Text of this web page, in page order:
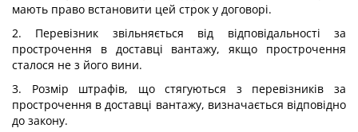
мають право встановити цей строк у договорі.
2. Перевізник звільняється від відповідальності за
прострочення в доставці вантажу, якщо прострочення
сталося не з його вини.
3. Розмір штрафів, що стягуються з перевізників за
прострочення в доставці вантажу, визначається відповідно
до закону.